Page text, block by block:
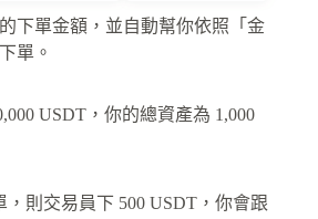
下單金額，並自動幫你依照「金
單。
USDT，你的總資產為 1,000
則交易員下 500 USDT，你會跟